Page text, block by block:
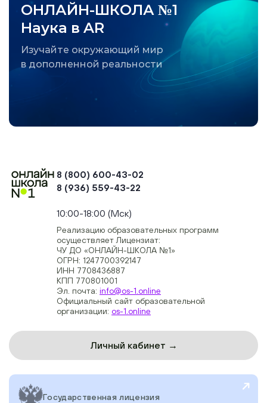
ОНЛАЙН-ШКОЛА №1
Наука в AR
Изучайте окружающий мир
в дополненной реальности
8 (800) 600-43-02
8 (936) 559-43-22
10:00-18:00 (Мск)
Реализацию образовательных программ
осуществляет Лицензиат:
ЧУ ДО «ОНЛАЙН-ШКОЛА №1»
ОГРН: 1247700392147
ИНН 7708436887
КПП 770801001
Эл. почта: info@os-1.online
Официальный сайт образовательной
организации: os-1.online
Личный кабинет →
Государственная лицензия